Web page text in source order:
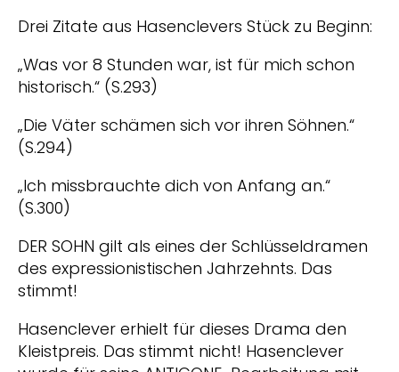
Drei Zitate aus Hasenclevers Stück zu Beginn:
„Was vor 8 Stunden war, ist für mich schon
historisch.“ (S.293)
„Die Väter schämen sich vor ihren Söhnen.“
(S.294)
„Ich missbrauchte dich von Anfang an.“
(S.300)
DER SOHN gilt als eines der Schlüsseldramen
des expressionistischen Jahrzehnts. Das
stimmt!
Hasenclever erhielt für dieses Drama den
Kleistpreis. Das stimmt nicht! Hasenclever